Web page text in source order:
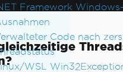
Framework
Code nach
WSL
{
MarginTop
=
MarginBottom
PaperSize
=